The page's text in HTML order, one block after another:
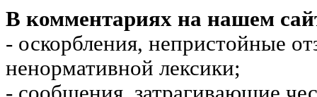
В комментариях на нашем
- оскорбления, непристойные
ненормативной лексики;